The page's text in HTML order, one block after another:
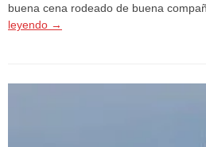
buena cena rodeado de buena
leyendo →